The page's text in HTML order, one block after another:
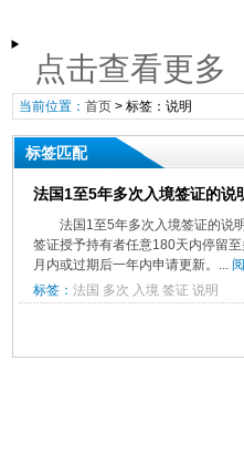
点击查看更多
当前位置： 首页> 标签：说明
标签匹配
法国1至5年多次入境签证的说
法国1至5年多次入境签证的说
签证授予持有者任意180天内停留
月内或过期后一年内申请更新。...
标签： 法国 多次 入境 签证 说明